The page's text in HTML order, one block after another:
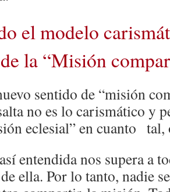
el modelo
la “Misión
sentido de “misión
no es lo carismático y
eclesial” en cuanto
entendida nos supera a
ella. Por lo tanto, nadie